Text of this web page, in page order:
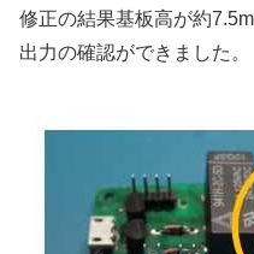
修正の結果基板高が約
出力の確認ができました。